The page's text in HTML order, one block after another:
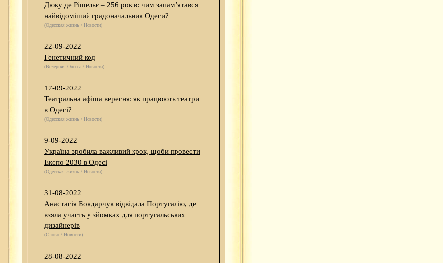
Дюку де Рішельє – 256 років: чим запам’ятався
найвідоміший градоначальник Одеси?
(Одесская жизнь / Новости)
22-09-2022
Генетичний код
(Вечерняя Одесса / Новости)
17-09-2022
Театральна афіша вересня: як працюють театри
в Одесі?
(Одесская жизнь / Новости)
9-09-2022
Україна зробила важливий крок, щоби провести
Експо 2030 в Одесі
(Одесская жизнь / Новости)
31-08-2022
Анастасія Бондарчук відвідала Португалію, де
взяла участь у зйомках для португальських
дизайнерів
(Слово / Новости)
28-08-2022